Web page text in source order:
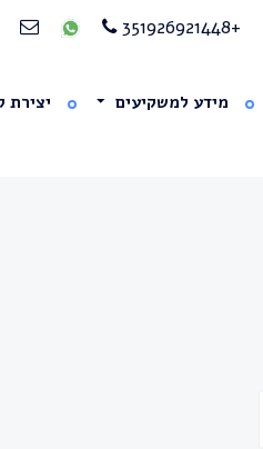
+351926921448
מידע למשקיעים יצירת